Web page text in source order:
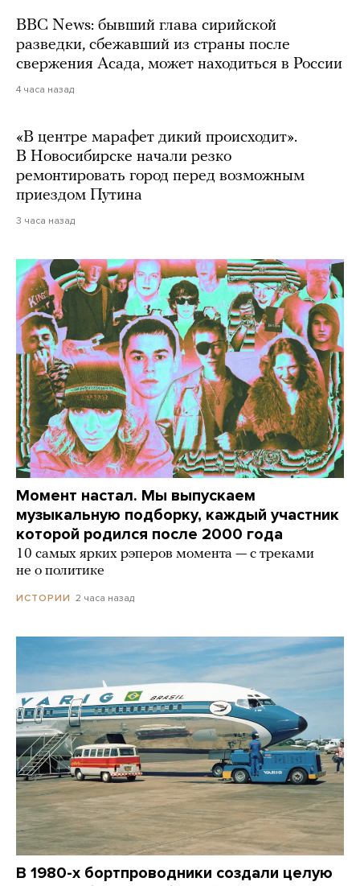
BBC News: бывший глава сирийской
разведки, сбежавший из страны после
свержения Асада, может находиться в России
4 часа назад
«В центре марафет дикий происходит».
В Новосибирске начали резко
ремонтировать город перед возможным
приездом Путина
3 часа назад
Момент настал. Мы выпускаем
музыкальную подборку, каждый участник
которой родился после 2000 года
10 самых ярких рэперов момента — с треками
не о политике
ИСТОРИИ 2 часа назад
В 1980-х бортпроводники создали целую